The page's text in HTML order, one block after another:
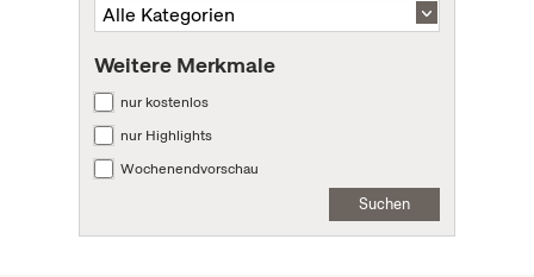
Weitere Merkmale
nur kostenlos
nur Highlights
Wochenendvorschau
Suchen